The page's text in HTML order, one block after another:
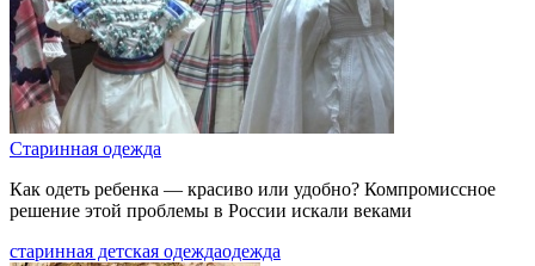
Старинная одежда
Как одеть ребенка — красиво или удобно? Компромиссное
решение этой проблемы в России искали веками
старинная детская одеждаодежда